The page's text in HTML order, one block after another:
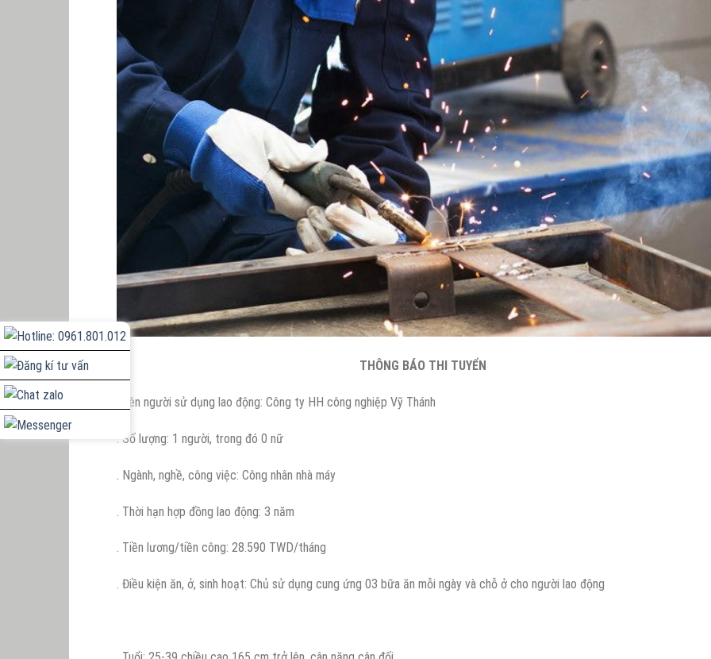
THÔNG BÁO THI TUYỂN
. Tên người sử dụng lao động: Công ty HH công nghiệp Vỹ Thánh
. Số lượng: 1 người, trong đó 0 nữ
. Ngành, nghề, công việc: Công nhân nhà máy
. Thời hạn hợp đồng lao động: 3 năm
. Tiền lương/tiền công: 28.590 TWD/tháng
. Điều kiện ăn, ở, sinh hoạt: Chủ sử dụng cung ứng 03 bữa ăn mỗi ngày và chỗ ở cho người lao động